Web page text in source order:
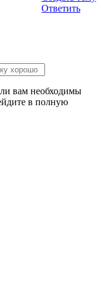
Ответить
вам необходимы
в полную